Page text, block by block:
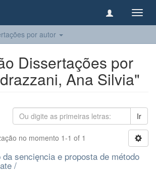
por autor
Dissertações por
Ana Silvia"
Ir
no momento 1-1 of 1
sencięncia e proposta de método
/